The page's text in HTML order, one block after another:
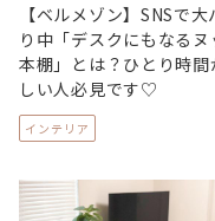
【ベルメゾン】SNSで大
り中「デスクにもなるヌ
本棚」とは？ひとり時間
しい人必見です♡
インテリア